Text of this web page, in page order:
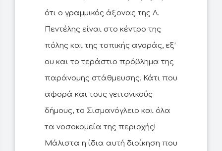
ότι ο γραμμικός άξονας της Λ.
Πεντέλης είναι στο κέντρο της
πόλης και της τοπικής αγοράς, εξ’
ου και το τεράστιο πρόβλημα της
παράνομης στάθμευσης. Κάτι που
αφορά και τους γειτονικούς
δήμους, το Σισμανόγλειο και όλα
τα νοσοκομεία της περιοχής!
Μάλιστα η ίδια αυτή διοίκηση που